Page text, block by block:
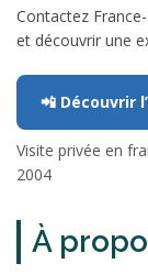
Contactez
et découvrir une
📲 Découvrir
Visite privée en
2004
À